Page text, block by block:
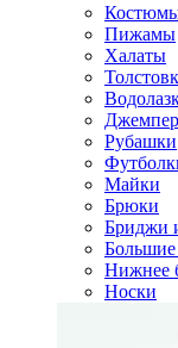
Пижамы
Халаты
Рубашки
Майки
Брюки
Бриджи
Нижнее
Носки